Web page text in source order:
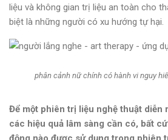
liệu và không gian trị liệu an toàn cho
biệt là những người có xu hướng tự hại.
phân cảnh nữ chính có hành vi nguy
Để một phiên trị liệu nghệ thuật diễn
các hiệu quả lâm sàng cần có, bất